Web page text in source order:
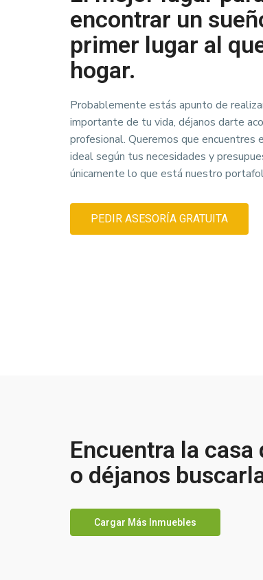
encontrar un
primer lugar al
hogar.
Probablemente estás apunto de
importante de tu vida, déjanos darte
profesional. Queremos que encuentres
ideal según tus necesidades y
únicamente lo que está nuestro
PEDIR ASESORÍA GRATUITA
Encuentra la casa
o déjanos
Cargar Más Inmuebles